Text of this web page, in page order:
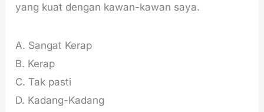
yang kuat dengan kawan-kawan saya.
A. Sangat Kerap
B. Kerap
C. Tak pasti
D. Kadang-Kadang